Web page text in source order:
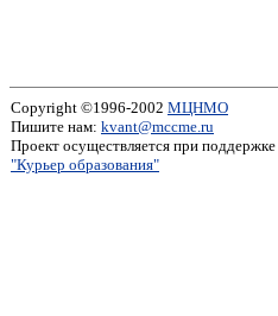
Copyright ©1996-2002 МЦНМО
Пишите нам: kvant@mccme.ru
Проект осуществляется при поддержке
"Курьер образования"